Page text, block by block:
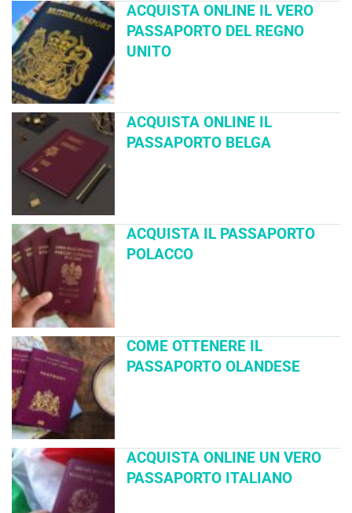
ACQUISTA ONLINE IL VERO
PASSAPORTO DEL REGNO
UNITO
ACQUISTA ONLINE IL
PASSAPORTO BELGA
ACQUISTA IL PASSAPORTO
POLACCO
COME OTTENERE IL
PASSAPORTO OLANDESE
ACQUISTA ONLINE UN VERO
PASSAPORTO ITALIANO